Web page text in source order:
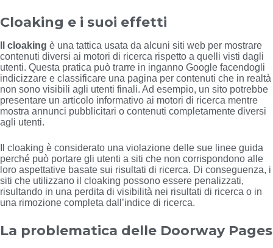
Cloaking e i suoi effetti
Il cloaking è una tattica usata da alcuni siti web per mostrare
contenuti diversi ai motori di ricerca rispetto a quelli visti dagli
utenti. Questa pratica può trarre in inganno Google facendogli
indicizzare e classificare una pagina per contenuti che in realtà
non sono visibili agli utenti finali. Ad esempio, un sito potrebbe
presentare un articolo informativo ai motori di ricerca mentre
mostra annunci pubblicitari o contenuti completamente diversi
agli utenti.
Il cloaking è considerato una violazione delle sue linee guida
perché può portare gli utenti a siti che non corrispondono alle
loro aspettative basate sui risultati di ricerca. Di conseguenza, i
siti che utilizzano il cloaking possono essere penalizzati,
risultando in una perdita di visibilità nei risultati di ricerca o in
una rimozione completa dall’indice di ricerca.
La problematica delle Doorway Pages